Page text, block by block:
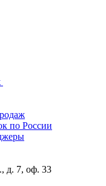
по России
д. 7, оф. 33